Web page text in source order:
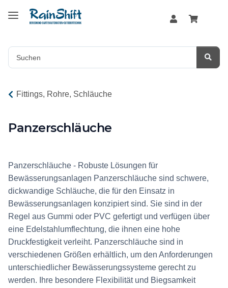
Fittings, Rohre, Schläuche
Panzerschläuche
Panzerschläuche
Panzerschläuche - Robuste Lösungen für
Bewässerungsanlagen Panzerschläuche sind schwere,
dickwandige Schläuche, die für den Einsatz in
Bewässerungsanlagen konzipiert sind. Sie sind in der
Regel aus Gummi oder PVC gefertigt und verfügen über
eine Edelstahlumflechtung, die ihnen eine hohe
Druckfestigkeit verleiht. Panzerschläuche sind in
verschiedenen Größen erhältlich, um den Anforderungen
unterschiedlicher Bewässerungssysteme gerecht zu
werden. Ihre besondere Flexibilität und Biegsamkeit